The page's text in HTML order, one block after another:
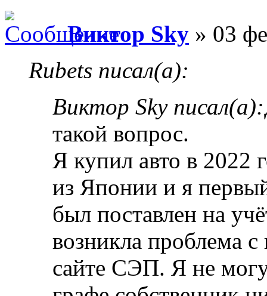
Виктор Sky » 03
Rubets писал(а):
Виктор Sky писал(а):
такой вопрос.
Я купил авто в 2022
из Японии и я
был поставлен на
возникла проблема
сайте СЭП. Я не